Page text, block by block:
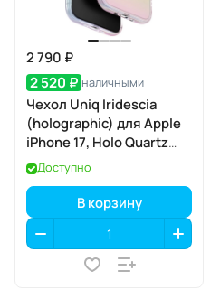
2 790 ₽
2 520 ₽ наличными
Чехол Uniq Iridescia
(holographic) для Apple
iPhone 17, Holo Quartz
(голографический
кварц), MagSafe
Доступно
В корзину